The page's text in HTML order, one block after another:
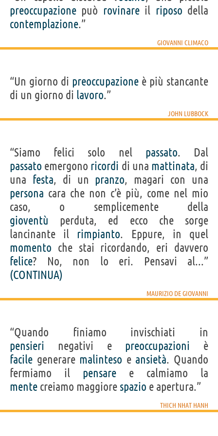
preoccupazione può rovinareil riposo della
contemplazione.”
GIOVANNI CLIMACO
“Un giorno di preoccupazione è più stancante
di un giorno di lavoro.”
JOHN LUBBOCK
“Siamo felici solo nel passato. Dal
passato emergono ricordi di una mattinata, di
una festa, di un pranzo, magari con una
persona cara che non c’è più, come nel mio
caso, o semplicemente della
gioventù perduta, ed ecco che sorge
lancinante il rimpianto. Eppure, in quel
momento che stai ricordando, eri davvero
felice? No, non lo eri. Pensavi al...”
(CONTINUA)
MAURIZIO DE GIOVANNI
“Quando finiamo invischiati in
pensieri negativi e preoccupazioni è
facile generare malinteso e ansietà. Quando
fermiamo il pensare e calmiamo la
mente creiamo maggiore spazio e apertura.”
THICH NHAT HANH